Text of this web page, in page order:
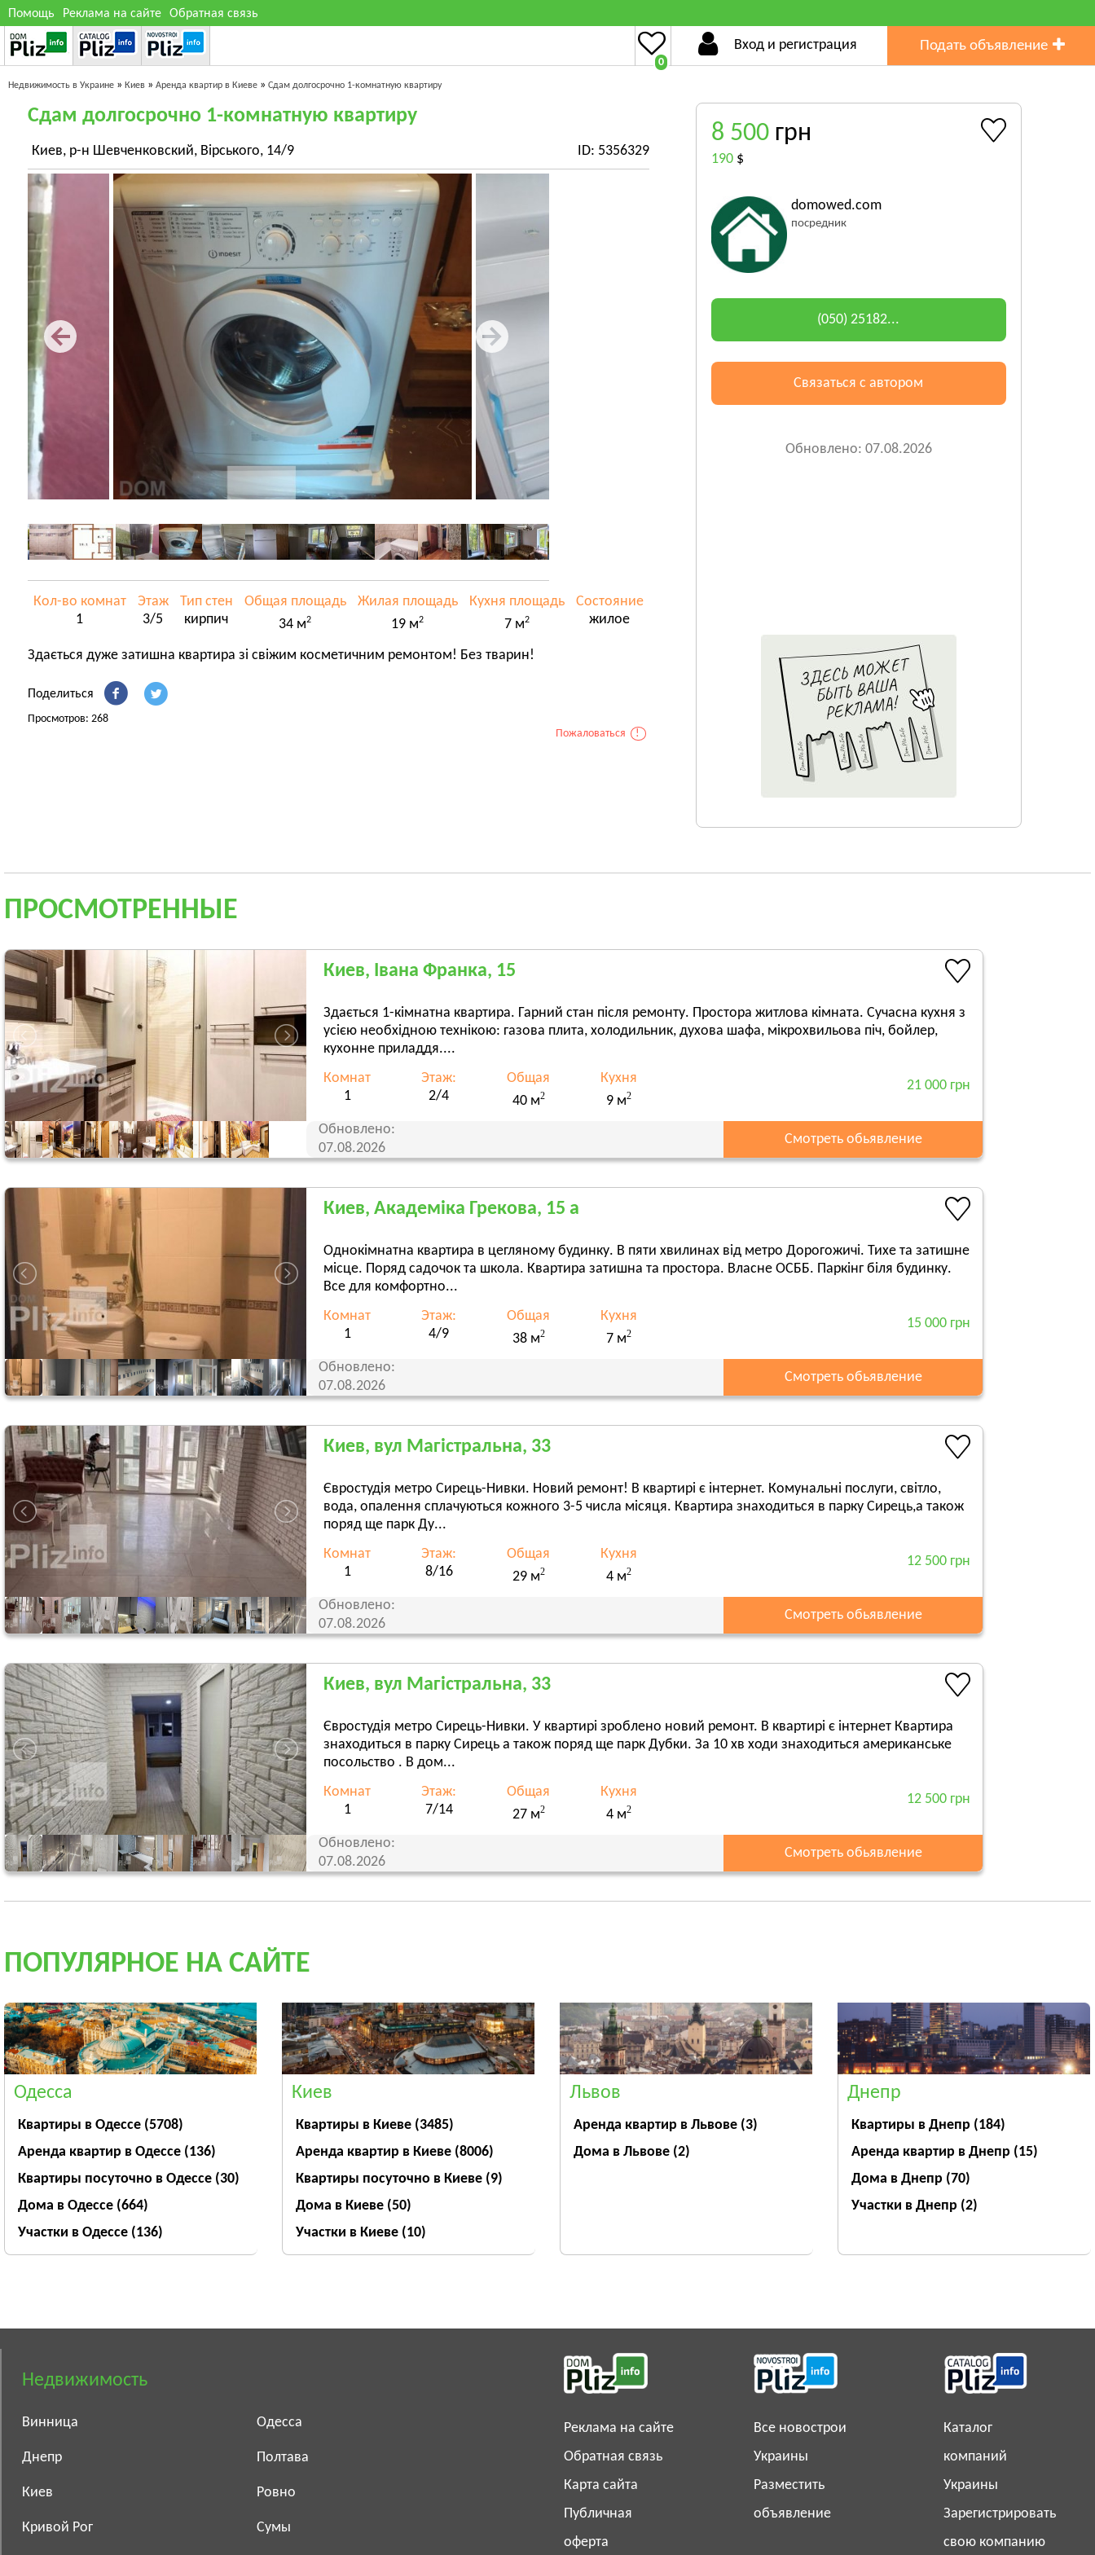
Помощь Реклама на сайте Обратная связь
0
Вход и регистрация Подать объявление
Недвижимость в Украине » Киев » Аренда квартир в Киеве » Сдам долгосрочно 1-комнатную квартиру
Сдам долгосрочно 1-комнатную квартиру
Киев, р-н Шевченковский, Вірського, 14/9 ID: 5356329
Кол-во комнат
1
Этаж
3/5
Тип стен
кирпич
Общая площадь
34 м2
Жилая площадь
19 м2
Кухня площадь
7 м2
Состояние
жилое
Здається дуже затишна квартира зі свіжим косметичним ремонтом! Без тварин!
Поделиться
Просмотров: 268
Пожаловаться
!
8 500 грн
190 $
domowed.com
посредник
(050) 25182...
Связаться с автором
Обновлено: 07.08.2026
ПРОСМОТРЕННЫЕ
Киев, Івана Франка, 15
Здається 1-кімнатна квартира. Гарний стан після ремонту. Простора житлова кімната. Сучасна кухня з
усією необхідною технікою: газова плита, холодильник, духова шафа, мікрохвильова піч, бойлер,
кухонне приладдя....
Комнат
1
Этаж:
2/4
Общая
40 м2
Кухня
9 м2
21 000 грн
Обновлено:
07.08.2026
Смотреть обьявление
Киев, Академіка Грекова, 15 а
Однокімнатна квартира в цегляному будинку. В пяти хвилинах від метро Дорогожичі. Тихе та затишне
місце. Поряд садочок та школа. Квартира затишна та простора. Власне ОСББ. Паркінг біля будинку.
Все для комфортно...
Комнат
1
Этаж:
4/9
Общая
38 м2
Кухня
7 м2
15 000 грн
Обновлено:
07.08.2026
Смотреть обьявление
Киев, вул Магістральна, 33
Євростудія метро Сирець-Нивки. Новий ремонт! В квартирі є інтернет. Комунальні послуги, світло,
вода, опалення сплачуються кожного 3-5 числа місяця. Квартира знаходиться в парку Сирець,а також
поряд ще парк Ду...
Комнат
1
Этаж:
8/16
Общая
29 м2
Кухня
4 м2
12 500 грн
Обновлено:
07.08.2026
Смотреть обьявление
Киев, вул Магістральна, 33
Євростудія метро Сирець-Нивки. У квартирі зроблено новий ремонт. В квартирі є інтернет Квартира
знаходиться в парку Сирець а також поряд ще парк Дубки. За 10 хв ходи знаходиться американське
посольство . В дом...
Комнат
1
Этаж:
7/14
Общая
27 м2
Кухня
4 м2
12 500 грн
Обновлено:
07.08.2026
Смотреть обьявление
ПОПУЛЯРНОЕ НА САЙТЕ
Одесса
Квартиры в Одессе (5708)
Аренда квартир в Одессе (136)
Квартиры посуточно в Одессе (30)
Дома в Одессе (664)
Участки в Одессе (136)
Киев
Квартиры в Киеве (3485)
Аренда квартир в Киеве (8006)
Квартиры посуточно в Киеве (9)
Дома в Киеве (50)
Участки в Киеве (10)
Львов
Аренда квартир в Львове (3)
Дома в Львове (2)
Днепр
Квартиры в Днепр (184)
Аренда квартир в Днепр (15)
Дома в Днепр (70)
Участки в Днепр (2)
Недвижимость
Винница
Днепр
Киев
Кривой Рог
Одесса
Полтава
Ровно
Сумы
Реклама на сайте
Обратная связь
Карта сайта
Публичная
оферта
Все новострои
Украины
Разместить
объявление
Каталог
компаний
Украины
Зарегистрировать
свою компанию